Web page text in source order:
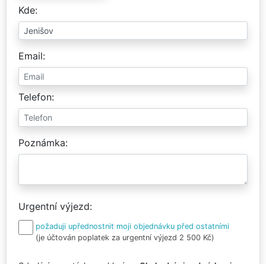
Kde
Email
Telefon
Poznámka
Urgentní výjezd
požaduji upřednostnit moji objednávku před ostatními
(je účtován poplatek za urgentní výjezd 2 500 Kč)